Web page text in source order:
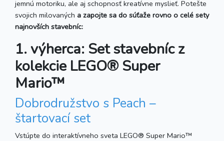
jemnú motoriku, ale aj schopnosť kreatívne myslieť. Potešte
svojich milovaných a zapojte sa do súťaže rovno o celé sety
najnovších stavebníc:
1. výherca: Set stavebníc z
kolekcie LEGO® Super
Mario™
Dobrodružstvo s Peach –
štartovací set
Vstúpte do interaktívneho sveta LEGO® Super Mario™